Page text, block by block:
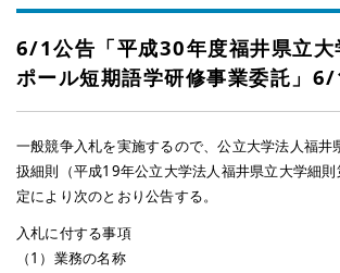
6/1公告「平成30年度福井県立大
ポール短期語学研修事業委託」
一般競争入札を実施するので、公立大学法人福井
扱細則（平成19年公立大学法人福井県立大学細
定により次のとおり公告する。
入札に付する事項
（1）業務の名称